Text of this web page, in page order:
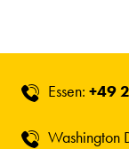
Essen:+49
Washington